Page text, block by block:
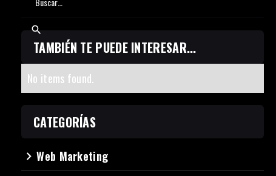
TAMBIÉN TE PUEDE INTERESAR...
No items found.
CATEGORÍAS
navigate_nextWeb Marketing